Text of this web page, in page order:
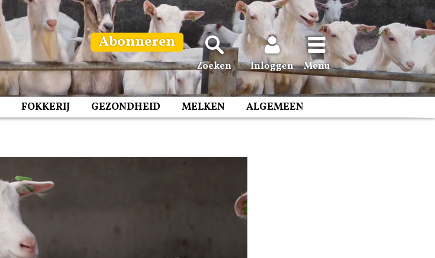
Abonneren
Zoeken Inloggen Menu
FOKKERIJ GEZONDHEID MELKEN ALGEMEEN